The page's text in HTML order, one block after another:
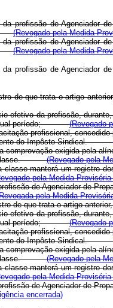
profissão de Agenciador
(Revogado pela Medida
profissão de Agenciador
(Revogado pela Medida
profissão de Agenciador
de que trata o artigo
efetivo da profissão,
igual período;(Revogado
profissional,
do Impôsto Sindical.
comprovação exigida pela
classe.(Revogado pela
classe manterá um registro
pela Medida
de Agenciador de
pela Medida
de que trata o artigo
efetivo da profissão,
igual período;(Revogado
profissional,
do Impôsto Sindical.
comprovação exigida pela
classe.(Revogado pela
classe manterá um registro
pela Medida
de Agenciador de
encerrada)